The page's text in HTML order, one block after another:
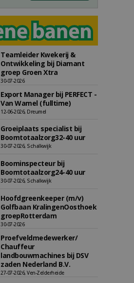
Teamleider Kwekerij &
Ontwikkeling bij Diamant
groep Groen Xtra
30-07-2026
Export Manager bij PERFECT -
Van Wamel (fulltime)
12-06-2026, Dreumel
Groeiplaats specialist bij
Boomtotaalzorg32-40 uur
30-07-2026, Schalkwijk
Boominspecteur bij
Boomtotaalzorg24-40 uur
30-07-2026, Schalkwijk
Hoofdgreenkeeper (m/v)
Golfbaan KralingenOosthoek
groepRotterdam
30-07-2026
Proefveldmedewerker/
Chauffeur
landbouwmachines bij DSV
zaden Nederland B.V.
27-07-2026, Ven-Zelderheide